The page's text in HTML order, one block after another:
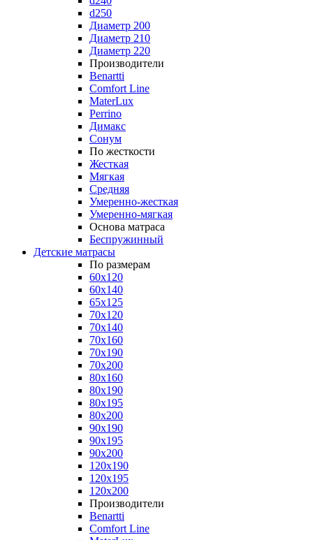
d250
Диаметр 200
Диаметр 210
Диаметр 220
Производители
Benartti
Comfort Line
MaterLux
Perrino
Димакс
Сонум
По жесткости
Жесткая
Мягкая
Средняя
Умеренно-жесткая
Умеренно-мягкая
Основа матраса
Беспружинный
Детские матрасы
По размерам
60x120
60x140
65x125
70x120
70x140
70x160
70x190
70x200
80x160
80x190
80x195
80x200
90x190
90x195
90x200
120x190
120x195
120x200
Производители
Benartti
Comfort Line